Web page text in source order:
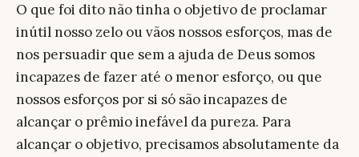
O que foi dito não tinha o objetivo de proclamar
inútil nosso zelo ou vãos nossos esforços, mas de
nos persuadir que sem a ajuda de Deus somos
incapazes de fazer até o menor esforço, ou que
nossos esforços por si só são incapazes de
alcançar o prêmio inefável da pureza. Para
alcançar o objetivo, precisamos absolutamente da